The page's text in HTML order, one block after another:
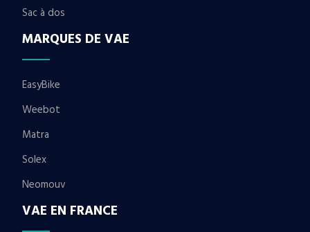
Sac à dos
MARQUES DE VAE
EasyBike
Weebot
Matra
Solex
Neomouv
VAE EN FRANCE